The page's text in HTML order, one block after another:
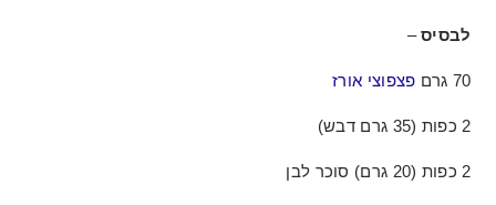
לבסיס–
70 גרם פצפוצי אורז
2 כפות (35 גרם דבש)
2 כפות (20 גרם) סוכר לבן